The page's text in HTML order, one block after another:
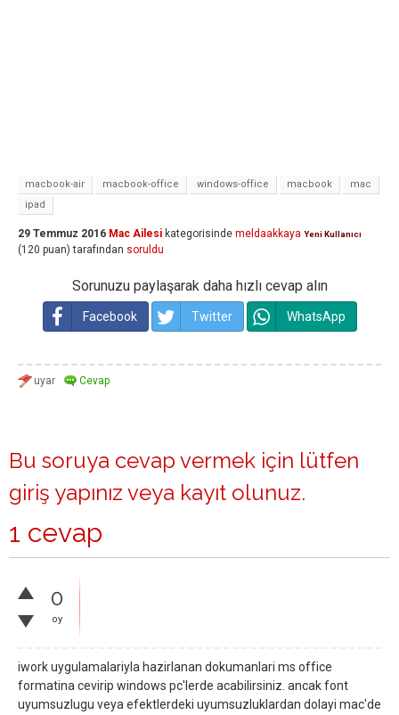
macbook-air macbook-office windows-office macbook
mac
ipad
29 Temmuz 2016 Mac Ailesi kategorisinde meldaakkaya Yeni Kullanıcı
(120 puan) tarafından soruldu
Sorunuzu paylaşarak daha hızlı cevap alın
Facebook Twitter WhatsApp
Bu soruya cevap vermek için lütfen
giriş yapınız veya kayıt olunuz.
1 cevap
0
oy
iwork uygulamalariyla hazirlanan dokumanlari ms office
formatina cevirip windows pc'lerde acabilirsiniz. ancak font
uyumsuzlugu veya efektlerdeki uyumsuzluklardan dolayi mac'de